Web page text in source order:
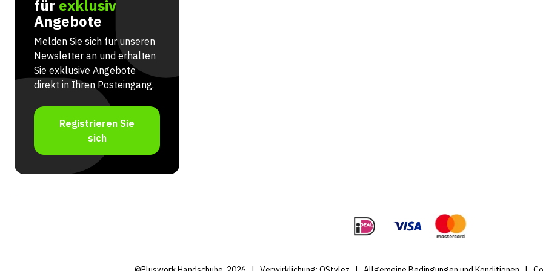
für exklusiv
Angebote
Melden Sie sich für unseren
Newsletter an und erhalten
Sie exklusive Angebote
direkt in Ihren Posteingang.
Registrieren Sie
sich